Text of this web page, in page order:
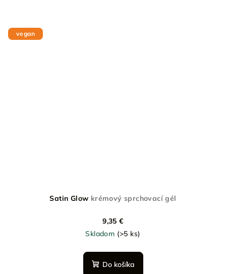
vegan
Satin Glow krémový sprchovací gél
9,35 €
Skladom (>5 ks)
Do košíka